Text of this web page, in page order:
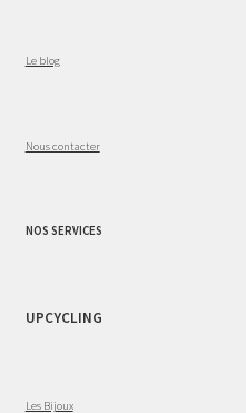
Le blog
Nous contacter
NOS SERVICES
UPCYCLING
Les Bijoux